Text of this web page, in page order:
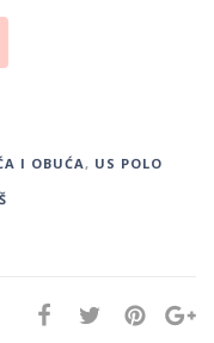
I OBUĆA, US POLO